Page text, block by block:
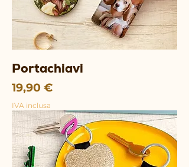
Portachiavi
Prezzo
19,90 €
IVA inclusa